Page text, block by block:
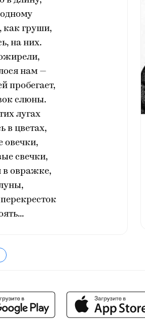
как груши,
на них.
нам —
пробегает,
слюны.
лугах
в цветах,
овечки,
свечки,
в овражке,